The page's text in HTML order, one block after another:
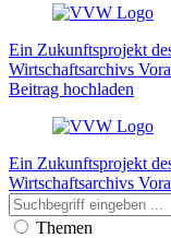
Ein Zukunftsprojekt
Wirtschaftsarchivs
Beitrag hochladen
Ein Zukunftsprojekt
Wirtschaftsarchivs
Themen